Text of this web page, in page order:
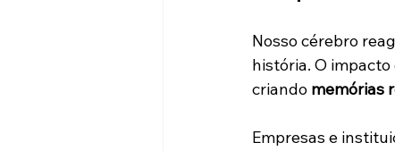
Nosso cérebro
história. O
criando memórias
Empresas e